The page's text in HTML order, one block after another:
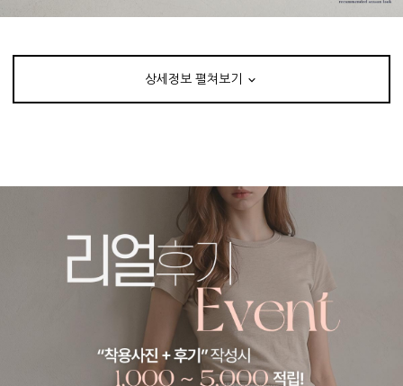
상세정보 펼쳐보기